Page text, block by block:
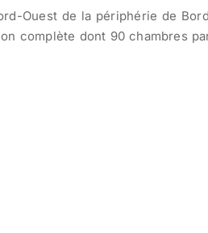
Ouest de la périphérie de
complète dont 90 chambres